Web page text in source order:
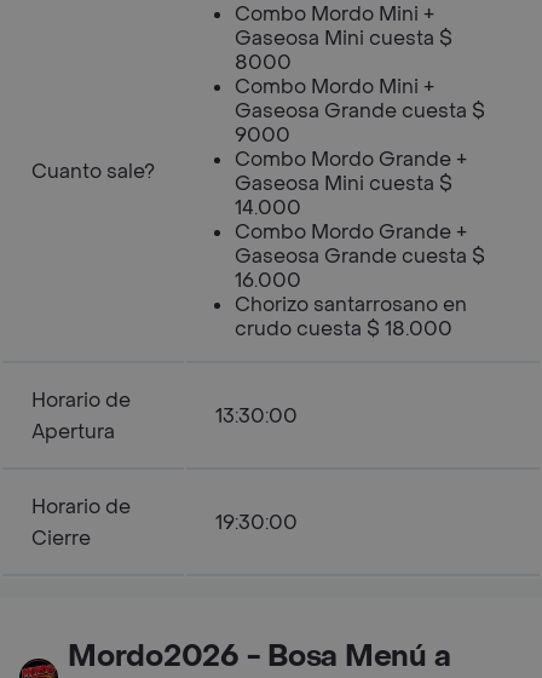
Cuanto sale?
Combo Mordo Mini +
Gaseosa Mini cuesta $
8000
Combo Mordo Mini +
Gaseosa Grande cuesta $
9000
Combo Mordo Grande +
Gaseosa Mini cuesta $
14.000
Combo Mordo Grande +
Gaseosa Grande cuesta $
16.000
Chorizo santarrosano en
crudo cuesta $ 18.000
Horario de
Apertura
13:30:00
Horario de
Cierre
19:30:00
Mordo2026 - Bosa Menú a